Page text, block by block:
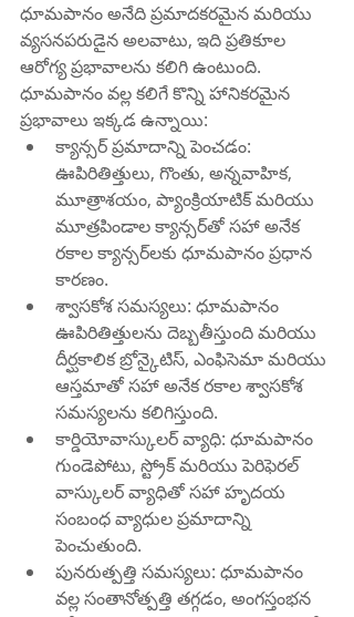
ధూమపానం అనేది ప్రమాదకరమైన మరియు
వ్యసనపరుడైన అలవాటు, ఇది ప్రతికూల
ఆరోగ్య ప్రభావాలను కలిగి ఉంటుంది.
ధూమపానం వల్ల కలిగే కొన్ని హానికరమైన
ప్రభావాలు ఇక్కడ ఉన్నాయి:
క్యాన్సర్ ప్రమాదాన్ని పెంచడం:
ఊపిరితిత్తులు, గొంతు, అన్నవాహిక,
మూత్రాశయం, ప్యాంక్రియాటిక్ మరియు
మూత్రపిండాల క్యాన్సర్‌తో సహా అనేక
రకాల క్యాన్సర్‌లకు ధూమపానం ప్రధాన
కారణం.
శ్వాసకోశ సమస్యలు: ధూమపానం
ఊపిరితిత్తులను దెబ్బతీస్తుంది మరియు
దీర్ఘకాలిక బ్రోన్కైటిస్, ఎంఫిసెమా మరియు
ఆస్తమాతో సహా అనేక రకాల శ్వాసకోశ
సమస్యలను కలిగిస్తుంది.
కార్డియోవాస్కులర్ వ్యాధి: ధూమపానం
గుండెపోటు, స్ట్రోక్ మరియు పెరిఫెరల్
వాస్కులర్ వ్యాధితో సహా హృదయ
సంబంధ వ్యాధుల ప్రమాదాన్ని
పెంచుతుంది.
పునరుత్పత్తి సమస్యలు: ధూమపానం
వల్ల సంతానోత్పత్తి తగ్గడం, అంగస్తంభన